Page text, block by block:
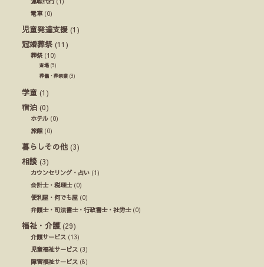
電車(0)
児童発達支援 (1)
冠婚葬祭 (11)
葬祭(10)
斎場(5)
葬儀・葬祭業 (9)
学童 (1)
宿泊 (0)
ホテル (0)
旅館 (0)
暮らしその他 (3)
相談 (3)
カウンセリング・占い (1)
会計士・税理士(0)
便利屋・何でも屋 (0)
弁護士・司法書士・行政書士・社労士(0)
福祉・介護(29)
介護サービス (13)
児童福祉サービス (3)
障害福祉サービス (8)